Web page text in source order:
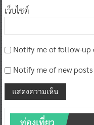
เว็บไซต์
Notify me of follow-up
Notify me of new
ท่องเที่ยว